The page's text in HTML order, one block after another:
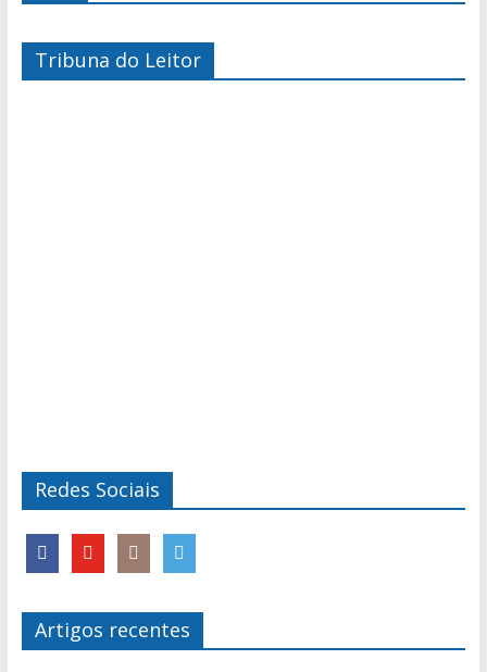
Tribuna do Leitor
Redes Sociais
Artigos recentes